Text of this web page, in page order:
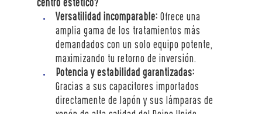
centro estético?
Versatilidad incomparable: Ofrece una
amplia gama de los tratamientos más
demandados con un solo equipo potente,
maximizando tu retorno de inversión.
Potencia y estabilidad garantizadas:
Gracias a sus capacitores importados
directamente de Japón y sus lámparas de